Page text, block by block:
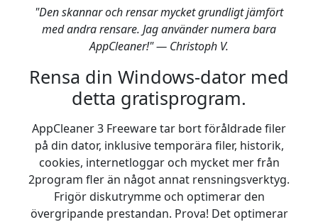
"Den skannar och rensar mycket grundligt jämfört
med andra rensare. Jag använder numera bara
AppCleaner!" — Christoph V.
Rensa din Windows-dator med
detta gratisprogram.
AppCleaner 3 Freeware tar bort föråldrade filer
på din dator, inklusive temporära filer, historik,
cookies, internetloggar och mycket mer från
2program fler än något annat rensningsverktyg.
Frigör diskutrymme och optimerar den
övergripande prestandan. Prova! Det optimerar